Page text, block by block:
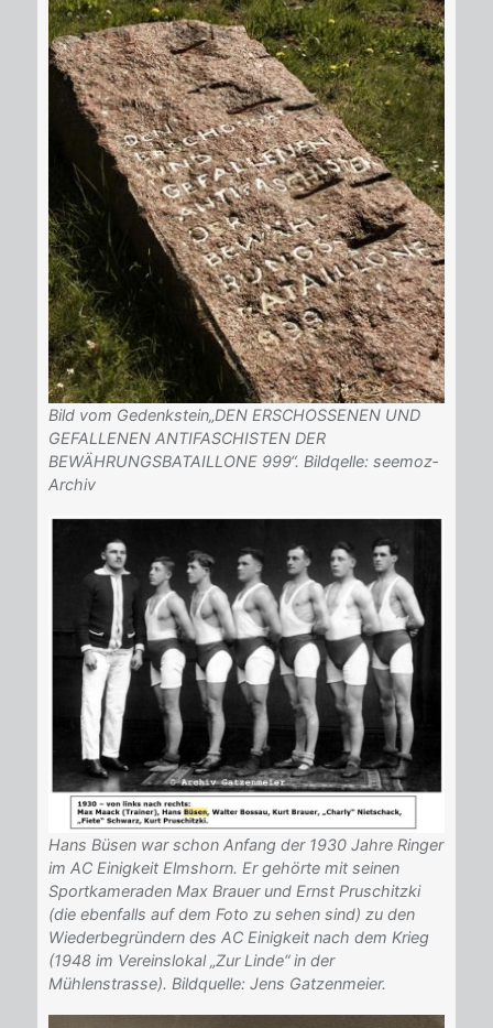
Bild vom Gedenkstein„DEN ERSCHOSSENEN UND
GEFALLENEN ANTIFASCHISTEN DER
BEWÄHRUNGSBATAILLONE 999“. Bildqelle: seemoz‐
Archiv
Hans Büsen war schon Anfang der 1930 Jahre Ringer
im AC Einigkeit Elmshorn. Er gehörte mit seinen
Sportkameraden Max Brauer und Ernst Pruschitzki
(die ebenfalls auf dem Foto zu sehen sind) zu den
Wiederbegründern des AC Einigkeit nach dem Krieg
(1948 im Vereinslokal „Zur Linde“ in der
Mühlenstrasse). Bildquelle: Jens Gatzenmeier.